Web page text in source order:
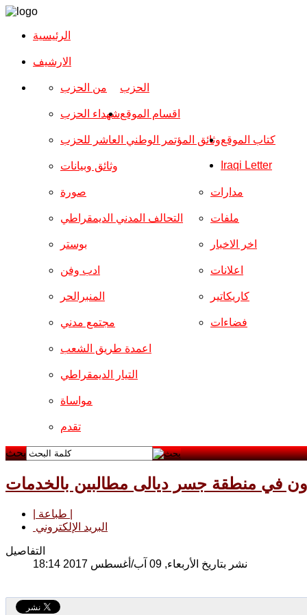
الرئيسية
الارشیف
الحزب من الحزب
شهداء الحزب
وثائق المؤتمر الوطني العاشر للحزب
وثائق وبيانات
اقسام الموقع
صورة
التحالف المدني الديمقراطي
بوستر
ادب وفن
المنبرالحر
مجتمع مدني
مدارات
ملفات
اخر الاخبار
اعلانات
كاريكاتير
فضاءات
اعمدة طريق الشعب
التيار الديمقراطي
مواساة
تقدم
كتاب الموقع
Iraqi Letter
بحث
في منطقة جسر ديالى مطالبين بالخدمات
البريد الإلكتروني
التفاصيل
نشر بتاريخ الأربعاء, 09 آب/أغسطس 2017 18:14